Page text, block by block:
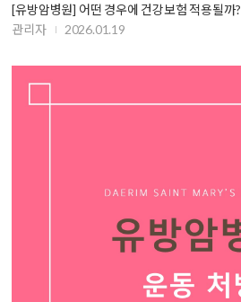
[유방암병원] 어떤 경우에 건강보험 적용될까?
관리자
2026.01.19